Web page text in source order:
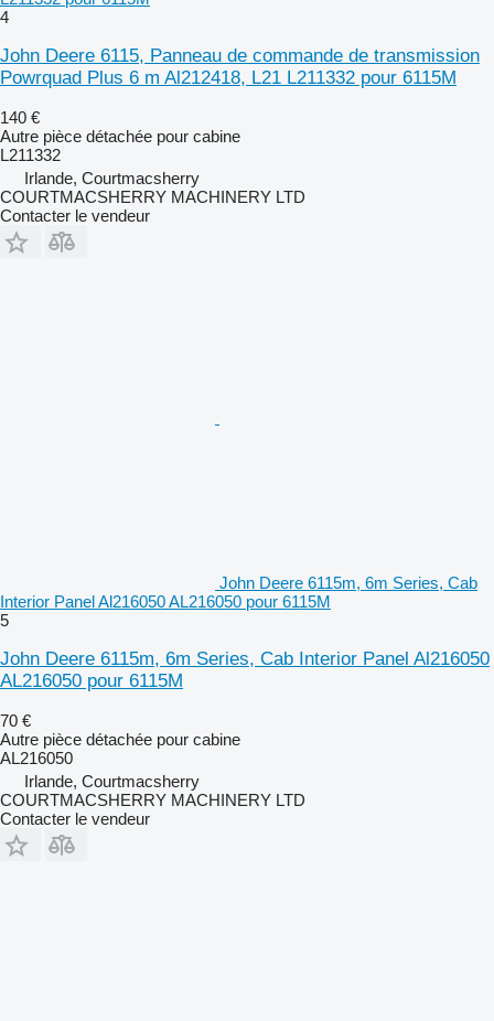
4
John Deere 6115, Panneau de commande de transmission
Powrquad Plus 6 m Al212418, L21 L211332 pour 6115M
140 €
Autre pièce détachée pour cabine
L211332
Irlande, Courtmacsherry
COURTMACSHERRY MACHINERY LTD
Contacter le vendeur
John Deere 6115m, 6m Series, Cab
Interior Panel Al216050 AL216050 pour 6115M
5
John Deere 6115m, 6m Series, Cab Interior Panel Al216050
AL216050 pour 6115M
70 €
Autre pièce détachée pour cabine
AL216050
Irlande, Courtmacsherry
COURTMACSHERRY MACHINERY LTD
Contacter le vendeur